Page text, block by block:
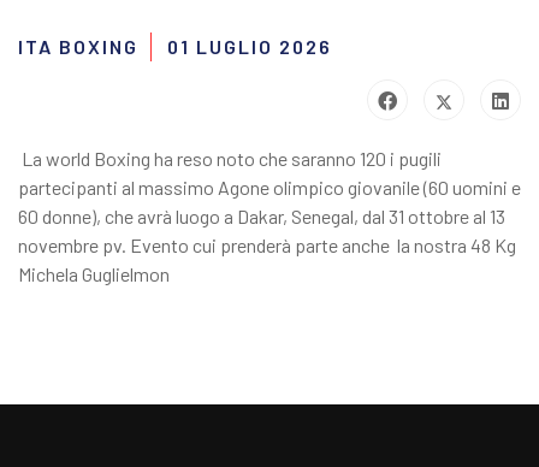
ITA BOXING 01 LUGLIO 2026
La world Boxing ha reso noto che saranno 120 i pugili
partecipanti al massimo Agone olimpico giovanile (60 uomini e
60 donne), che avrà luogo a Dakar, Senegal, dal 31 ottobre al 13
novembre pv. Evento cui prenderà parte anche la nostra 48 Kg
Michela Guglielmon